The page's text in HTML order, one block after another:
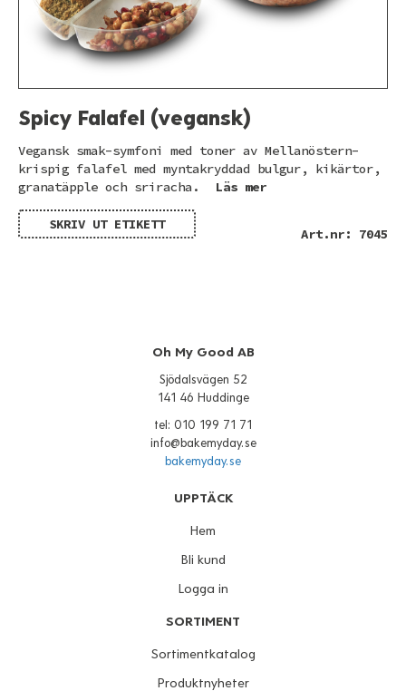
Spicy Falafel (vegansk)
Vegansk smak-symfoni med toner av Mellanöstern-
krispig falafel med myntakryddad bulgur, kikärtor,
granatäpple och sriracha.
Läs mer
SKRIV UT ETIKETT
Art.nr: 7045
Oh My Good AB
Sjödalsvägen 52
141 46 Huddinge
tel: 010 199 71 71
info@bakemyday.se
bakemyday.se
UPPTÄCK
Hem
Bli kund
Logga in
SORTIMENT
Sortimentkatalog
Produktnyheter